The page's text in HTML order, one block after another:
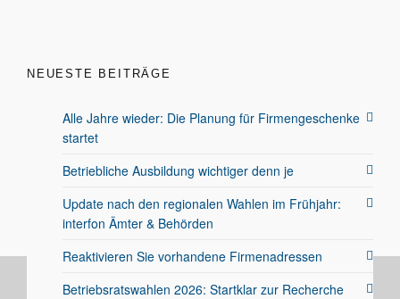
NEUESTE BEITRÄGE
Alle Jahre wieder: Die Planung für Firmengeschenke
startet
Betriebliche Ausbildung wichtiger denn je
Update nach den regionalen Wahlen im Frühjahr:
interfon Ämter & Behörden
Reaktivieren Sie vorhandene Firmenadressen
Betriebsratswahlen 2026: Startklar zur Recherche